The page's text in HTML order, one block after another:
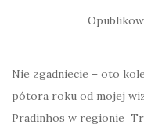
Nie zgadniecie – oto
pótora roku od mojej
Pradinhos w regionie